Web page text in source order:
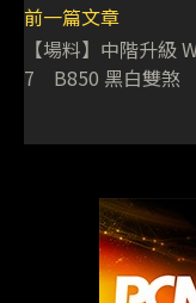
前一篇文章
【場料】中階升級
7 B850 黑白雙煞